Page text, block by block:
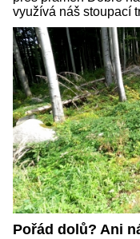
využívá náš stoupací
Pořád dolů? Ani